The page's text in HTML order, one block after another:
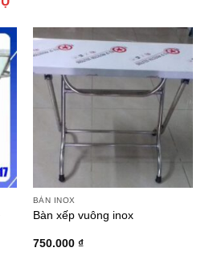
BÀN INOX
Bàn xếp vuông inox
750.000 ₫